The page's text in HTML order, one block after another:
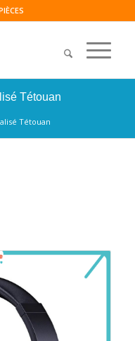
Tétouan
Tétouan